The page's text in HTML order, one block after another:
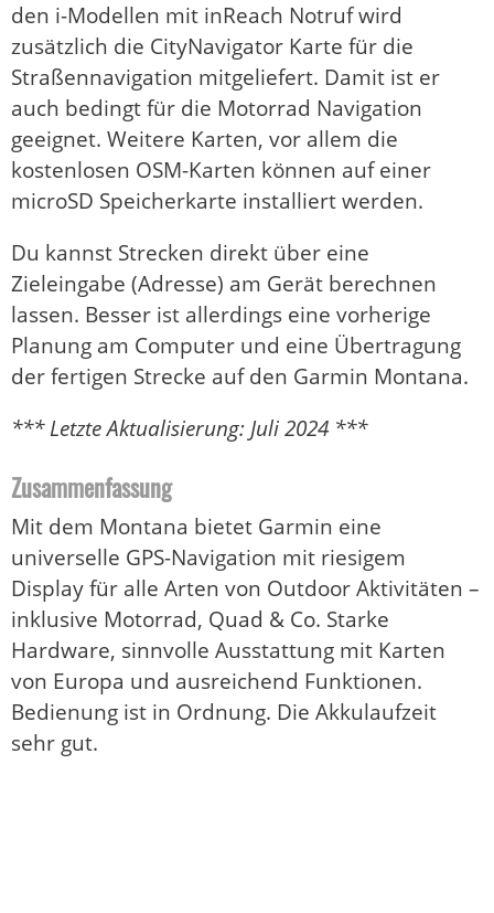
den i-Modellen mit inReach Notruf wird
zusätzlich die CityNavigator Karte für die
Straßennavigation mitgeliefert. Damit ist er
auch bedingt für die Motorrad Navigation
geeignet. Weitere Karten, vor allem die
kostenlosen OSM-Karten können auf einer
microSD Speicherkarte installiert werden.
Du kannst Strecken direkt über eine
Zieleingabe (Adresse) am Gerät berechnen
lassen. Besser ist allerdings eine vorherige
Planung am Computer und eine Übertragung
der fertigen Strecke auf den Garmin Montana.
*** Letzte Aktualisierung: Juli 2024 ***
Zusammenfassung
Mit dem Montana bietet Garmin eine
universelle GPS-Navigation mit riesigem
Display für alle Arten von Outdoor Aktivitäten –
inklusive Motorrad, Quad & Co. Starke
Hardware, sinnvolle Ausstattung mit Karten
von Europa und ausreichend Funktionen.
Bedienung ist in Ordnung. Die Akkulaufzeit
sehr gut.